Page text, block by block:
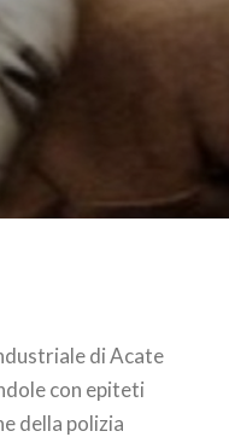
di Acate
con epiteti
della polizia